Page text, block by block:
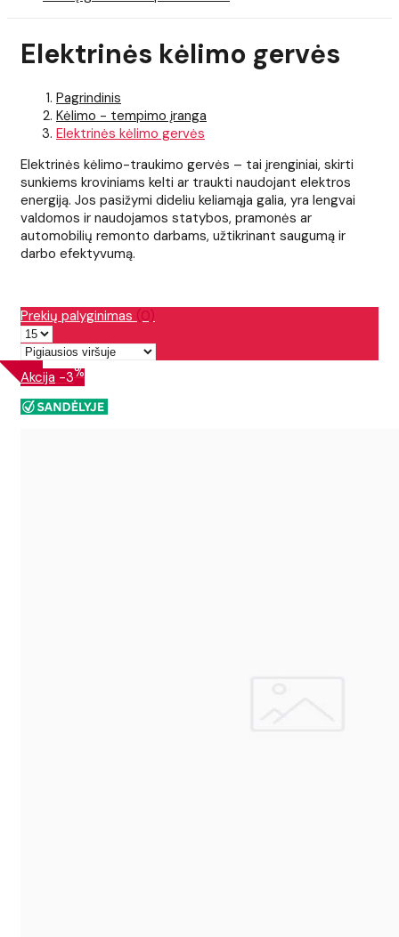
Elektrinės kėlimo gervės
Pagrindinis
Kėlimo - tempimo įranga
Elektrinės kėlimo gervės
Elektrinės kėlimo-traukimo gervės – tai įrenginiai, skirti
sunkiems kroviniams kelti ar traukti naudojant elektros
energiją. Jos pasižymi dideliu keliamąja galia, yra lengvai
valdomos ir naudojamos statybos, pramonės ar
automobilių remonto darbams, užtikrinant saugumą ir
darbo efektyvumą.
Prekių palyginimas (0)
Akcija -3%